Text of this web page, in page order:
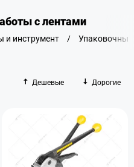
с лентами
и инструмент / Упаковочные
Дешевые Дорогие